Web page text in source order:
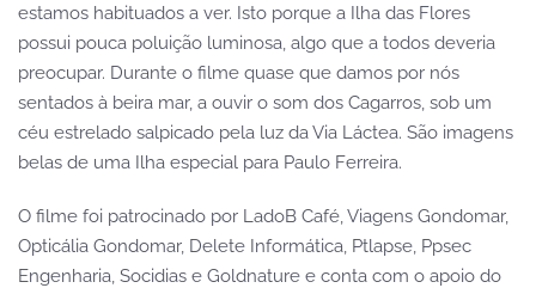
estamos habituados a ver. Isto porque a Ilha das Flores
possui pouca poluição luminosa, algo que a todos deveria
preocupar. Durante o filme quase que damos por nós
sentados à beira mar, a ouvir o som dos Cagarros, sob um
céu estrelado salpicado pela luz da Via Láctea. São imagens
belas de uma Ilha especial para Paulo Ferreira.
O filme foi patrocinado por LadoB Café, Viagens Gondomar,
Opticália Gondomar, Delete Informática, Ptlapse, Ppsec
Engenharia, Socidias e Goldnature e conta com o apoio do